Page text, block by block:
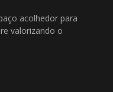
acolhedor para
valorizando o